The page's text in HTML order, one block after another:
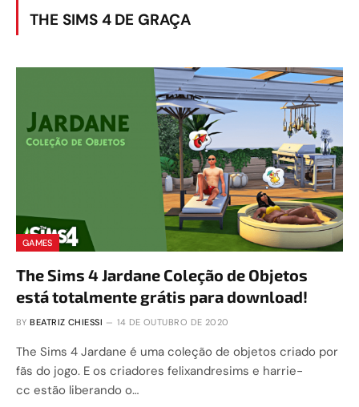
THE SIMS 4 DE GRAÇA
GAMES
The Sims 4 Jardane Coleção de Objetos
está totalmente grátis para download!
BY BEATRIZ CHIESSI 14 DE OUTUBRO DE 2020
The Sims 4 Jardane é uma coleção de objetos criado por
fãs do jogo. E os criadores felixandresims e harrie-
cc estão liberando o…